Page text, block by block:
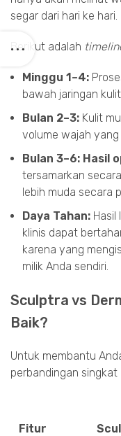
segar dari hari ke hari.
Berikut adalah
Minggu 1–4:
bawah jaringan
Bulan 2–3: Kulit
volume wajah
Bulan 3–6: Hasil
tersamarkan
lebih muda secara
Daya Tahan: Hasil
klinis dapat
karena yang
milik Anda sendiri.
Sculptra vs
Baik?
Untuk membantu
perbandingan
Fitur